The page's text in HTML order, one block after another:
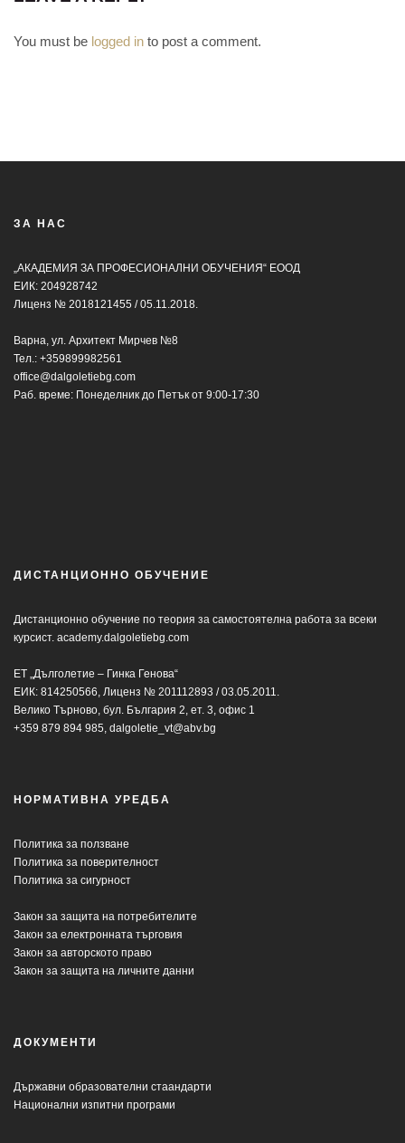
You must be logged in to post a comment.
ЗА НАС
„АКАДЕМИЯ ЗА ПРОФЕСИОНАЛНИ ОБУЧЕНИЯ“ ЕООД
ЕИК: 204928742
Лиценз № 2018121455 / 05.11.2018.
Варна, ул. Архитект Мирчев №8
Тел.: +359899982561
office@dalgoletiebg.com
Раб. време: Понеделник до Петък от 9:00-17:30
ДИСТАНЦИОННО ОБУЧЕНИЕ
Дистанционно обучение по теория за самостоятелна работа за всеки
курсист. academy.dalgoletiebg.com
ЕТ „Дълголетие – Гинка Генова“
ЕИК: 814250566, Лиценз № 201112893 / 03.05.2011.
Велико Търново, бул. България 2, ет. 3, офис 1
+359 879 894 985, dalgoletie_vt@abv.bg
НОРМАТИВНА УРЕДБА
Политика за ползване
Политика за поверителност
Политика за сигурност
Закон за защита на потребителите
Закон за електронната търговия
Закон за авторското право
Закон за защита на личните данни
ДОКУМЕНТИ
Държавни образователни стаандарти
Национални изпитни програми